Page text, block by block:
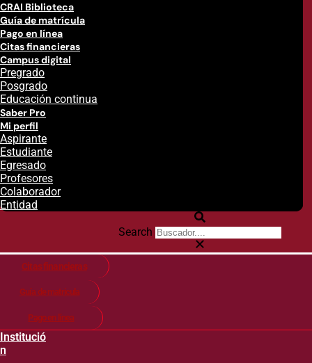
CRAI Biblioteca
Guía de matrícula
Pago en línea
Citas financieras
Campus digital
Pregrado
Posgrado
Educación continua
Saber Pro
Mi perfil
Aspirante
Estudiante
Egresado
Profesores
Colaborador
Entidad
Search
Citas financieras
Guía de matricula
Pago en línea
Institució
n